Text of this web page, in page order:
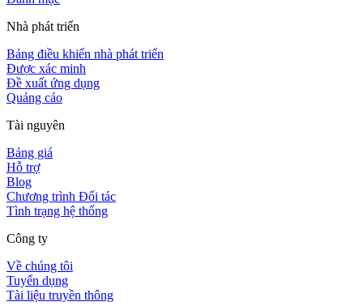
Nhà phát triển
Bảng điều khiển nhà phát triển
Được xác minh
Đề xuất ứng dụng
Quảng cáo
Tài nguyên
Bảng giá
Hỗ trợ
Blog
Chương trình Đối tác
Tình trạng hệ thống
Công ty
Về chúng tôi
Tuyển dụng
Tài liệu truyền thông